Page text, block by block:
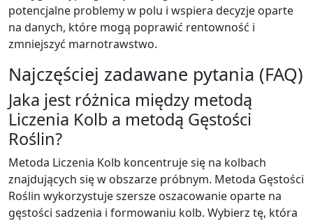
potencjalne problemy w polu i wspiera decyzje oparte
na danych, które mogą poprawić rentowność i
zmniejszyć marnotrawstwo.
Najczęściej zadawane pytania (FAQ)
Jaka jest różnica między metodą
Liczenia Kolb a metodą Gęstości
Roślin?
Metoda Liczenia Kolb koncentruje się na kolbach
znajdujących się w obszarze próbnym. Metoda Gęstości
Roślin wykorzystuje szersze oszacowanie oparte na
gęstości sadzenia i formowaniu kolb. Wybierz tę, która